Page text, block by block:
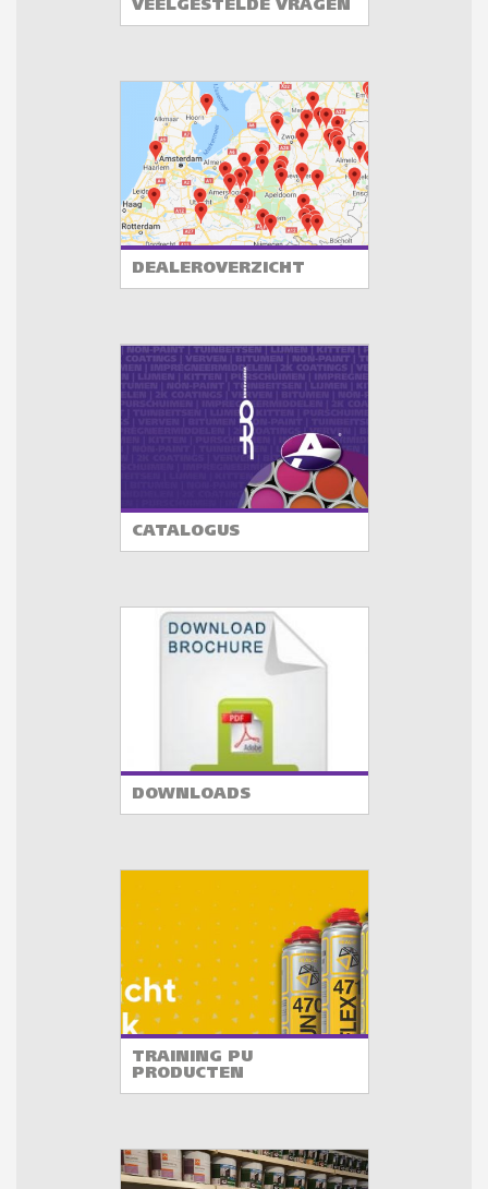
VEELGESTELDE VRAGEN
DEALEROVERZICHT
CATALOGUS
DOWNLOADS
TRAINING PU
PRODUCTEN